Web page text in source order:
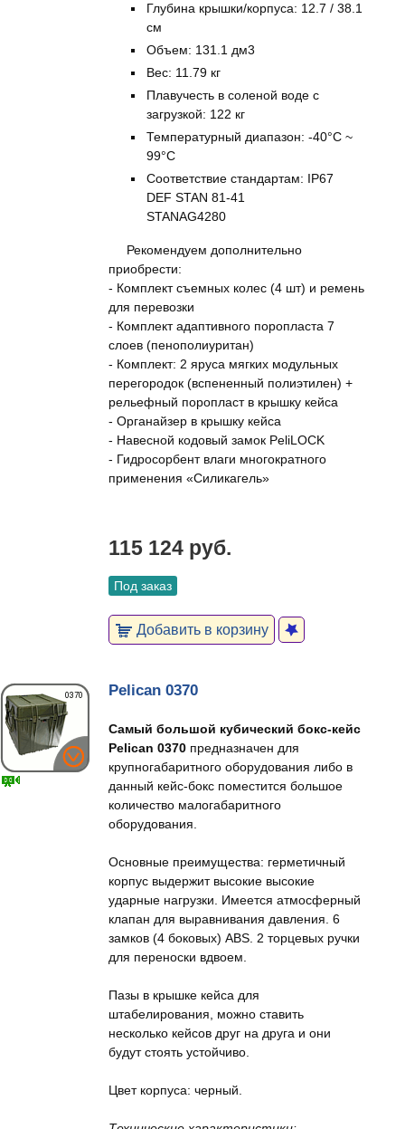
Глубина крышки/корпуса: 12.7 / 38.1
см
Объем: 131.1 дм3
Вес: 11.79 кг
Плавучесть в соленой воде с
загрузкой: 122 кг
Температурный диапазон: -40°C ~
99°C
Соответствие стандартам: IP67
DEF STAN 81-41
STANAG4280
Рекомендуем дополнительно
приобрести:
- Комплект съемных колес (4 шт) и ремень
для перевозки
- Комплект адаптивного поропласта 7
слоев (пенополиуритан)
- Комплект: 2 яруса мягких модульных
перегородок (вспененный полиэтилен) +
рельефный поропласт в крышку кейса
- Органайзер в крышку кейса
- Навесной кодовый замок PeliLOCK
- Гидросорбент влаги многократного
применения «Силикагель»
115 124 руб.
Под заказ
Добавить в корзину
Pelican 0370
Cамый большой кубический бокс-кейс
Pelican 0370 предназначен для
крупногабаритного оборудования либо в
данный кейс-бокс поместится большое
количество малогабаритного
оборудования.
Основные преимущества: герметичный
корпус выдержит высокие высокие
ударные нагрузки. Имеется атмосферный
клапан для выравнивания давления. 6
замков (4 боковых) ABS. 2 торцевых ручки
для переноски вдвоем.
Пазы в крышке кейса для
штабелирования, можно ставить
несколько кейсов друг на друга и они
будут стоять устойчиво.
Цвет корпуса: черный.